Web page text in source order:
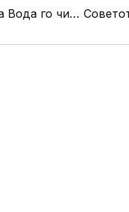
Викендов општина Кисела Вода го чисти коритото на Маркова Река